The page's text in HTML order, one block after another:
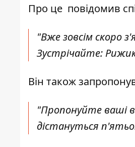
Про це повідомив
"Вже зовсім скоро
Зустрічайте:
Він також
"Пропонуйте ваші
дістануться